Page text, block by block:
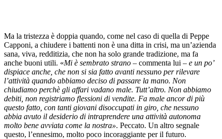
Ma la tristezza è doppia quando, come nel caso di quella di Peppe
Capponi, a chiudere i battenti non è una ditta in crisi, ma un’azienda
sana, viva, redditizia, che non ha solo grande tradizione, ma fa
anche buoni utili. «Mi è sembrato strano – commenta lui – e un po’
dispiace anche, che non si sia fatto avanti nessuno per rilevare
l’attività quando abbiamo deciso di passare la mano. Non
chiudiamo perchè gli affari vadano male. Tutt’altro. Non abbiamo
debiti, non registriamo flessioni di vendite. Fa male ancor di più
questo fatto, con tanti giovani disoccupati in giro, che nessuno
abbia avuto il desiderio di intraprendere una attività autonoma
molto bene avviata come la nostra». Peccato. Un altro segnale
questo, l’ennesimo, molto poco incoraggiante per il futuro.